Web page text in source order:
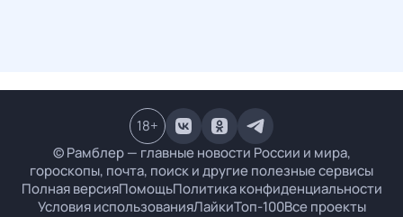
© Рамблер — главные новости России и мира,
гороскопы, почта, поиск и другие полезные сервисы
Полная версияПомощьПолитика конфиденциальности
Условия использованияЛайкиТоп-100Все проекты
18+